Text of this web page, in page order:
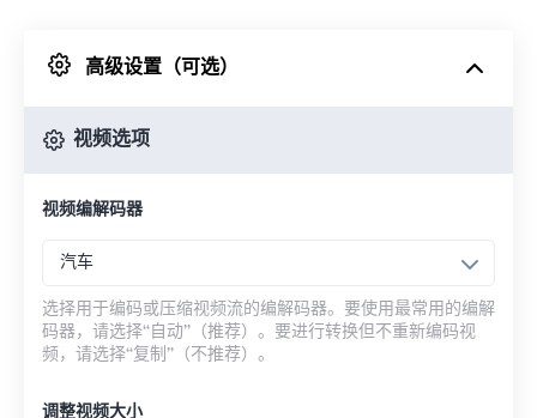
来自 Google Drive
高级设置（可选）
视频选项
视频编解码器
汽车
选择用于编码或压缩视频流的编解码器。要使用最常用的编解
码器，请选择“自动”（推荐）。要进行转换但不重新编码视
频，请选择“复制”（不推荐）。
调整视频大小